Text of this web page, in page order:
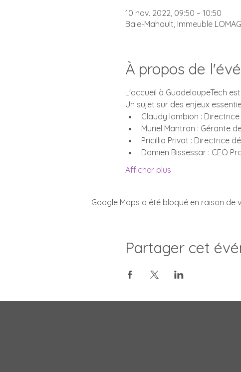
10 nov. 2022, 09:50 – 10:50
Baie-Mahault, Immeuble
À propos de
L'accueil à GuadeloupeTech
Un sujet sur des enjeux
Claudy lombion :
Muriel Mantran : Gérante
Pricillia Privat : Directrice
Damien Bissessar : CEO
Afficher plus
Google Maps a été bloqué en raison
Partager cet